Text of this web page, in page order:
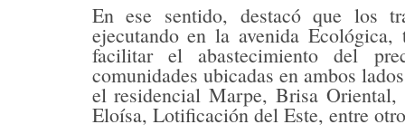
En ese sentido, destacó que los
ejecutando en la avenida
facilitar el abastecimiento del
comunidades ubicadas en ambos
el residencial Marpe, Brisa
Eloísa, Lotificación del Este, entre